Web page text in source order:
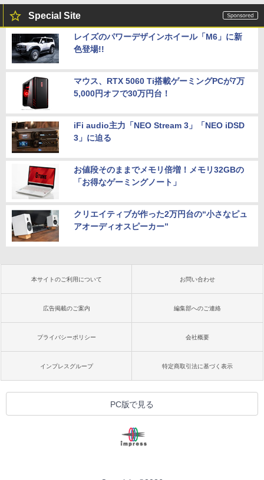
Special Site
レイズのパワーデザインホイール「M6」に新
色登場!!
マウス、RTX 5060 Ti搭載ゲーミングPCが7万
5,000円オフで30万円台！
iFi audio主力「NEO Stream 3」「NEO iDSD
3」に迫る
お値段そのままでメモリ倍増！メモリ32GBの
「お得なゲーミングノート」
クリエイティブが作った2万円台の“小さなピュ
アオーディオスピーカー”
本サイトのご利用について お問い合わせ
広告掲載のご案内 編集部へのご連絡
プライバシーポリシー 会社概要
インプレスグループ 特定商取引法に基づく表示
PC版で見る